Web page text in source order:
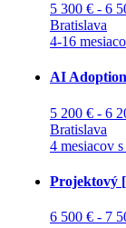
5 300 € - 6
Bratislava
4-16
AI
5 200 € - 6
Bratislava
4 mesiacov
Projektový
6 500 € - 7